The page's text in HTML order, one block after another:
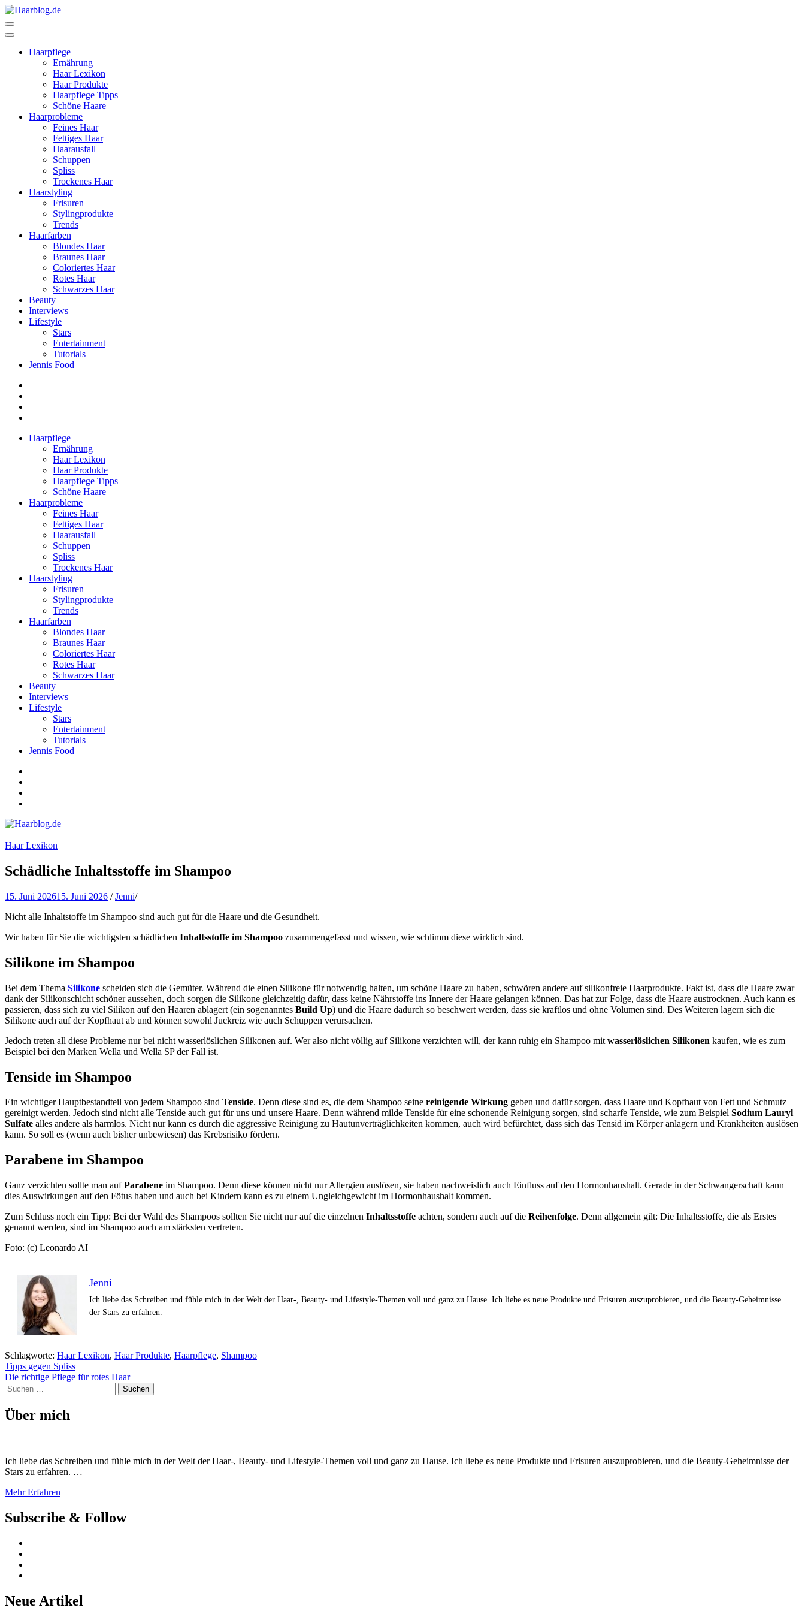
Zum
Inhalt
springen
drücken)Haarpflege
Ernährung
Haar Lexikon
Haar Produkte
Haarpflege Tipps
Schöne Haare
Haarprobleme
Feines Haar
Fettiges Haar
Haarausfall
Schuppen
Spliss
Trockenes Haar
Haarstyling
Frisuren
Stylingprodukte
Trends
Haarfarben
Blondes Haar
Braunes Haar
Coloriertes Haar
Rotes Haar
Schwarzes Haar
Beauty
Interviews
Lifestyle
Stars
Entertainment
Tutorials
Jennis Food
Haarpflege
Ernährung
Haar Lexikon
Haar Produkte
Haarpflege Tipps
Schöne Haare
Haarprobleme
Feines Haar
Fettiges Haar
Haarausfall
Schuppen
Spliss
Trockenes Haar
Haarstyling
Frisuren
Stylingprodukte
Trends
Haarfarben
Blondes Haar
Braunes Haar
Coloriertes Haar
Rotes Haar
Schwarzes Haar
Beauty
Interviews
Lifestyle
Stars
Entertainment
Tutorials
Jennis Food
Haarblog.de
Haarpflege | Haarstyling | Beauty | Entertainment
Haar Lexikon
Schädliche Inhaltsstoffe im Shampoo
15. Juni 202615. Juni 2026 /Jenni/
Nicht alle Inhaltstoffe im Shampoo sind auch gut für die Haare und die Gesundheit.
Wir haben für Sie die wichtigsten schädlichen Inhaltsstoffe im Shampoo zusammengefasst und wissen, wie schlimm diese wirklich sind.
Silikone im Shampoo
Bei dem Thema Silikone scheiden sich die Gemüter. Während die einen Silikone für notwendig halten, um schöne Haare zu haben, schwören andere auf silikonfreie Haarprodukte. Fakt ist, dass die Haare zwar
dank der Silikonschicht schöner aussehen, doch sorgen die Silikone gleichzeitig dafür, dass keine Nährstoffe ins Innere der Haare gelangen können. Das hat zur Folge, dass die Haare austrocknen. Auch kann es
passieren, dass sich zu viel Silikon auf den Haaren ablagert (ein sogenanntes Build Up) und die Haare dadurch so beschwert werden, dass sie kraftlos und ohne Volumen sind. Des Weiteren lagern sich die
Silikone auch auf der Kopfhaut ab und können sowohl Juckreiz wie auch Schuppen verursachen.
Jedoch treten all diese Probleme nur bei nicht wasserlöslichen Silikonen auf. Wer also nicht völlig auf Silikone verzichten will, der kann ruhig ein Shampoo mit wasserlöslichen Silikonen kaufen, wie es zum
Beispiel bei den Marken Wella und Wella SP der Fall ist.
Tenside im Shampoo
Ein wichtiger Hauptbestandteil von jedem Shampoo sind Tenside. Denn diese sind es, die dem Shampoo seine reinigende Wirkung geben und dafür sorgen, dass Haare und Kopfhaut von Fett und Schmutz
gereinigt werden. Jedoch sind nicht alle Tenside auch gut für uns und unsere Haare. Denn während milde Tenside für eine schonende Reinigung sorgen, sind scharfe Tenside, wie zum Beispiel Sodium Lauryl
Sulfate alles andere als harmlos. Nicht nur kann es durch die aggressive Reinigung zu Hautunverträglichkeiten kommen, auch wird befürchtet, dass sich das Tensid im Körper anlagern und Krankheiten auslösen
kann. So soll es (wenn auch bisher unbewiesen) das Krebsrisiko fördern.
Parabene im Shampoo
Ganz verzichten sollte man aufParabene im Shampoo. Denn diese können nicht nur Allergien auslösen, sie haben nachweislich auch Einfluss auf den Hormonhaushalt. Gerade in der Schwangerschaft kann
dies Auswirkungen auf den Fötus haben und auch bei Kindern kann es zu einem Ungleichgewicht im Hormonhaushalt kommen.
Zum Schluss noch ein Tipp: Bei der Wahl des Shampoos sollten Sie nicht nur auf die einzelnen Inhaltsstoffe achten, sondern auch auf die Reihenfolge. Denn allgemein gilt: Die Inhaltsstoffe, die als Erstes
genannt werden, sind im Shampoo auch am stärksten vertreten.
Foto: (c) Leonardo AI
Jenni
Ich liebe das Schreiben und fühle mich in der Welt der Haar-, Beauty- und Lifestyle-Themen voll und ganz zu Hause. Ich liebe es neue Produkte und Frisuren auszuprobieren, und die Beauty-Geheimnisse
der Stars zu erfahren.
Schlagworte: Haar Lexikon, Haar Produkte, Haarpflege, Shampoo
Beitragsnavigation
Tipps gegen Spliss
Die richtige Pflege für rotes Haar
Suchen
nach:
Über mich
Ich liebe das Schreiben und fühle mich in der Welt der Haar-, Beauty- und Lifestyle-Themen voll und ganz zu Hause. Ich liebe es neue Produkte und Frisuren auszuprobieren, und die Beauty-Geheimnisse der
Stars zu erfahren. …
Mehr Erfahren
Subscribe & Follow
Neue Artikel